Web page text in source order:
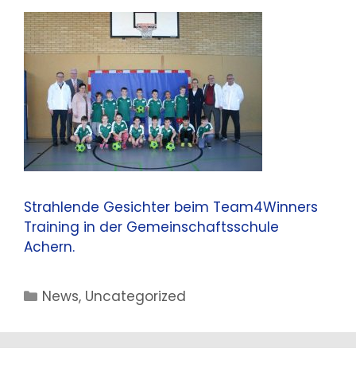
Strahlende Gesichter beim Team4Winners
Training in der Gemeinschaftsschule
Achern.
Kategorien
News, Uncategorized